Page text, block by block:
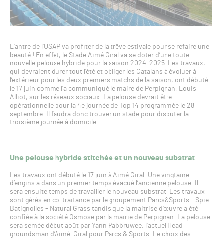
L’antre de l’USAP va profiter de la trêve estivale pour se refaire une
beauté ! En effet, le Stade Aimé Giral va se doter d’une toute
nouvelle pelouse hybride pour la saison 2024-2025. Les travaux,
qui devraient durer tout l’été et obliger les Catalans à évoluer à
l’extérieur pour les deux premiers matchs de la saison, ont débuté
le 17 juin comme l’a communiqué le maire de Perpignan, Louis
Alliot, sur les réseaux sociaux. La pelouse devrait être
opérationnelle pour la 4e journée de Top 14 programmée le 28
septembre. Il faudra donc trouver un stade pour disputer la
troisième journée à domicile.
Une pelouse hybride stitchée et un nouveau substrat
Les travaux ont débuté le 17 juin à Aimé Giral. Une vingtaine
d’engins a dans un premier temps évacué l’ancienne pelouse. Il
sera ensuite temps de travailler le nouveau substrat. Les travaux
sont gérés en co-traitance par le groupement Parcs&Sports – Spie
Batignolles – Natural Grass tandis que la maitrise d’œuvre a été
confiée à la société Osmose par la mairie de Perpignan. La pelouse
sera semée début août par Yann Pabbruwee, l’actuel Head
groundsman d’Aimé-Giral pour Parcs & Sports. Le choix des